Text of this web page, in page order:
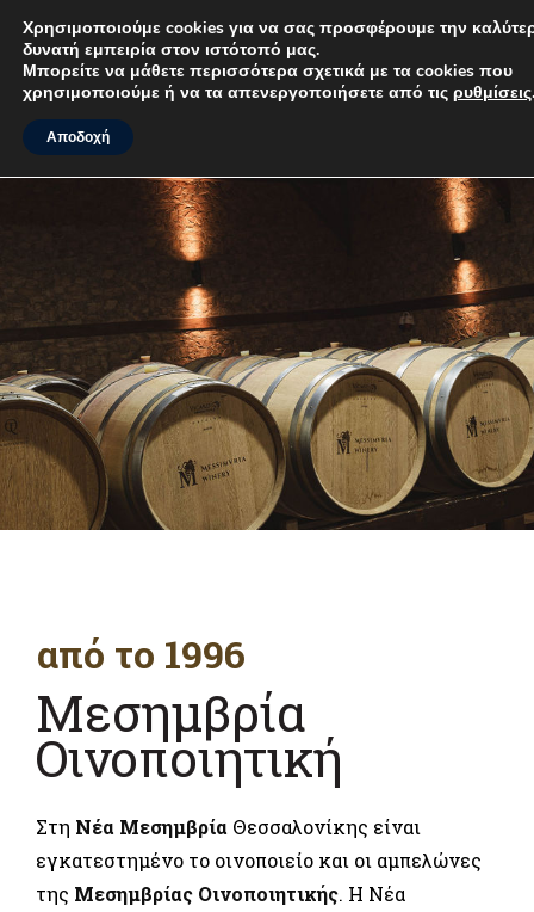
από το 1996
Μεσημβρία
Οινοποιητική
Στη Νέα Μεσημβρία Θεσσαλονίκης είναι
εγκατεστημένο το οινοποιείο και οι αμπελώνες
της Μεσημβρίας Οινοποιητικής. Η Νέα
Χρησιμοποιούμε cookies για να σας προσφέρουμε την
καλύτερη δυνατή εμπειρία στον ιστότοπό μας.
Μπορείτε να μάθετε περισσότερα σχετικά με τα cookies που
χρησιμοποιούμε ή να τα απενεργοποιήσετε από τις
ρυθμίσεις.
Αποδοχή